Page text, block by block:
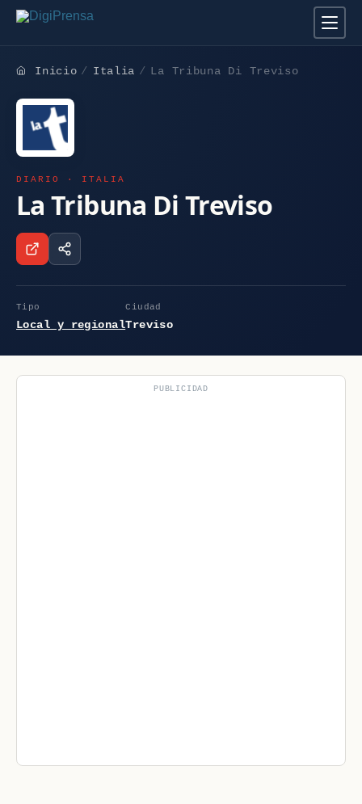
Inicio Italia La Tribuna Di Treviso
DIARIO · ITALIA
La Tribuna Di Treviso
Tipo
Local y regional
Ciudad
Treviso
PUBLICIDAD